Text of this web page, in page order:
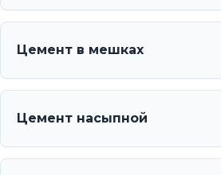
Цемент в мешках
Цемент насыпной